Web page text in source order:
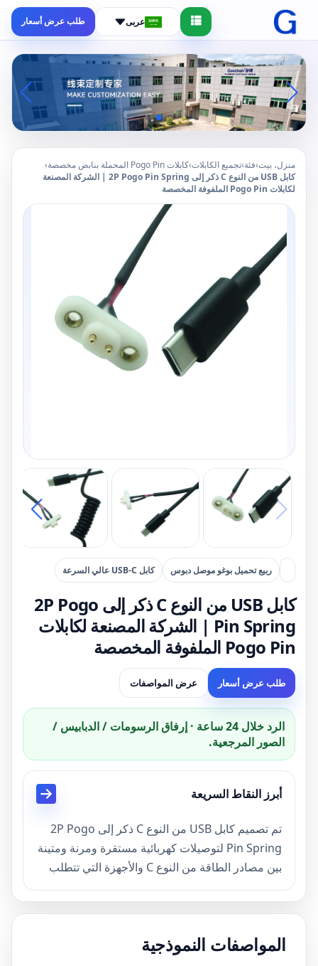
عربى طلب عرض أسعار
منزل، بيت›فئة›تجميع الكابلات›كابلات Pogo Pin المحملة بنابض مخصصة
›
كابل USB من النوع C ذكر إلى 2P Pogo Pin Spring | الشركة المصنعة
لكابلات Pogo Pin الملفوفة المخصصة
ربيع تحميل بوغو موصل دبوس كابل USB-C عالي السرعة
كابل USB من النوع C ذكر إلى 2P Pogo
Pin Spring | الشركة المصنعة لكابلات
Pogo Pin الملفوفة المخصصة
طلب عرض أسعار عرض المواصفات
الرد خلال 24 ساعة · إرفاق الرسومات / الدبابيس /
الصور المرجعية.
أبرز النقاط السريعة
تم تصميم كابل USB من النوع C ذكر إلى 2P Pogo
Pin Spring لتوصيلات كهربائية مستقرة ومرنة ومتينة
بين مصادر الطاقة من النوع C والأجهزة التي تتطلب
واجهة Pogo Pin ذات دبوسين. يضمن تصميم الكابل
الملتف (الزنبركي) مرونة ممتازة، ويمنع التشابك،
الطبية وقواعد الشحن والأدوات المحمولة وأجهزة
المواصفات النموذجية